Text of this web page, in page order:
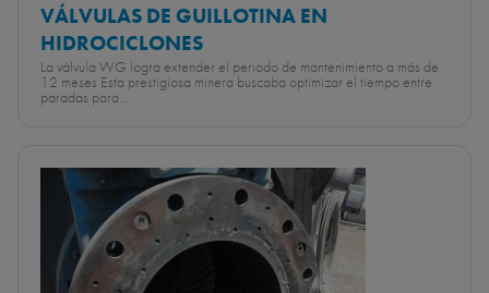
VÁLVULAS DE GUILLOTINA EN
HIDROCICLONES
La válvula WG logra extender el periodo de mantenimiento a más de
12 meses Esta prestigiosa minera buscaba optimizar el tiempo entre
paradas para...